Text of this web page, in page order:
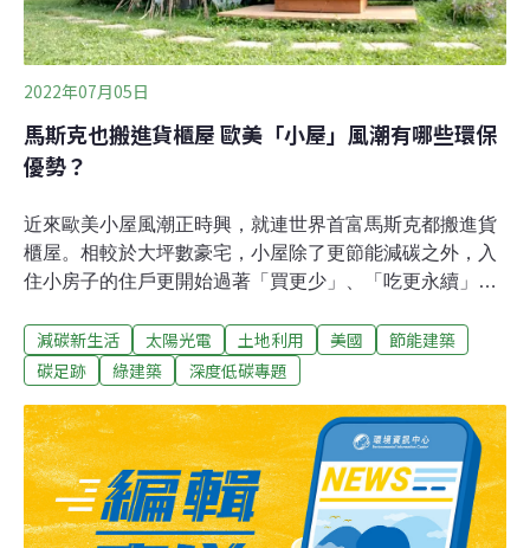
2022年07月05日
馬斯克也搬進貨櫃屋 歐美「小屋」風潮有哪些環保
優勢？
近來歐美小屋風潮正時興，就連世界首富馬斯克都搬進貨
櫃屋。相較於大坪數豪宅，小屋除了更節能減碳之外，入
住小房子的住戶更開始過著「買更少」、「吃更永續」的
人往返穿梭，空氣中瀰漫著木屑與油漆粉刷味。這是一個
新家，但不是一個尋常的新家。住在佛羅里達州的傑克與
坪的中型房子，搬到這僅僅只有25坪，比貨櫃大不了多少
的小屋。房屋改造專家維巴斯（John Weisbarth）與吉芬
（Zack Giffin）必須發揮創意，讓這一家四口能在這狹小
的空間住得舒適又自在⋯⋯。這是近年熱門的Netflix實境
秀《小房子大天地》（Tiny House Nation）的情節。除了
減碳新生活 太陽光電 土地利用 美國
節能建築
碳足跡
綠建築 深度低碳專題